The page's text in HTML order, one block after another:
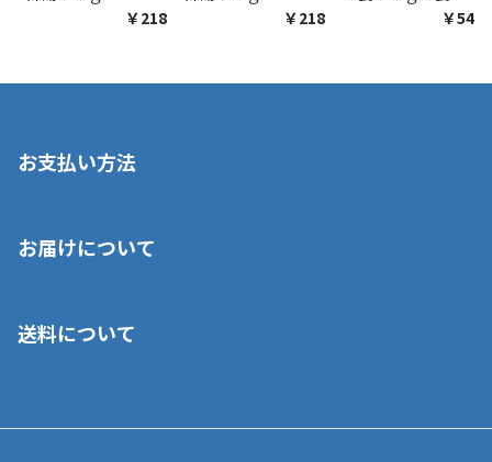
￥218
￥218
￥548
お支払い方法
いいただくことはできません。ご了承ください。
■代金引換(代引)※手数料がかかります
お届けについて
ご注文が確認出来次第、1～4営業日に発送いたします。「お取り
業日にてお引渡しとなります。(離島などの場合、例外もあります)
送料について